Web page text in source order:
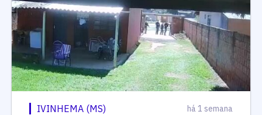
IVINHEMA (MS) há 1 semana